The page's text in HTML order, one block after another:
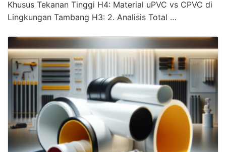
Khusus Tekanan Tinggi H4: Material uPVC vs CPVC di
Lingkungan Tambang H3: 2. Analisis Total …